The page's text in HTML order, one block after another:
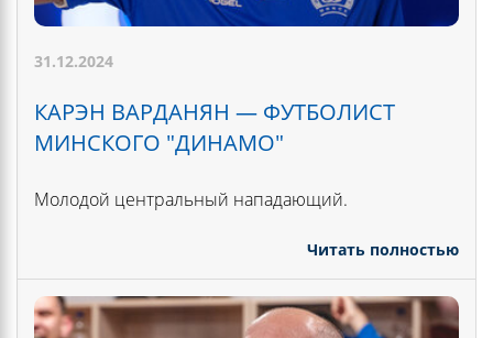
31.12.2024
КАРЭН ВАРДАНЯН — ФУТБОЛИСТ
МИНСКОГО "ДИНАМО"
Молодой центральный нападающий.
Читать полностью